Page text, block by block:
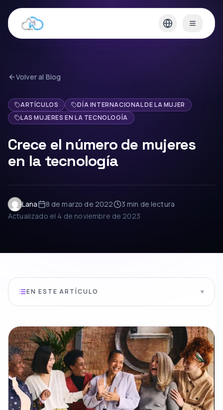
Volver al Blog
ARTÍCULOS
DÍA INTERNACIONAL DE LA MUJER
LAS MUJERES EN LA TECNOLOGÍA
Crece el número de mujeres
en la tecnología
Lana 8 de marzo de 2022 3 min de lectura
Actualizado el 4 de noviembre de 2023
EN ESTE ARTÍCULO ▾